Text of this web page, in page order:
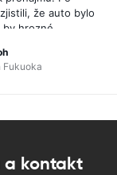
že auto bylo
hrozné,
koupit GPS,
po japonských
Fukuoka
a kontakt